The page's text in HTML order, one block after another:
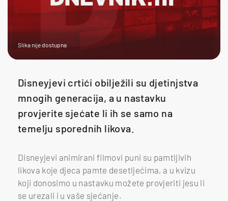
Slika nije dostupna
Disneyjevi crtići obilježili su djetinjstva
mnogih generacija, a u nastavku
provjerite sjećate li ih se samo na
temelju sporednih likova.
Disneyjevi animirani filmovi puni su pamtljivih
likova koje djeca pamte desetljećima, a u kvizu
koji donosimo u nastavku možete provjeriti jesu li
se urezali i u vaše sjećanje.